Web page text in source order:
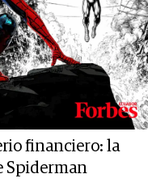
financiero: la
Spiderman